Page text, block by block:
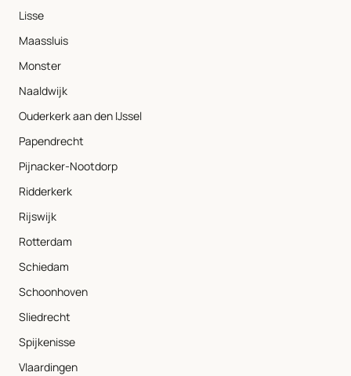
Lisse
Maassluis
Monster
Naaldwijk
Ouderkerk aan den IJssel
Papendrecht
Pijnacker-Nootdorp
Ridderkerk
Rijswijk
Rotterdam
Schiedam
Schoonhoven
Sliedrecht
Spijkenisse
Vlaardingen